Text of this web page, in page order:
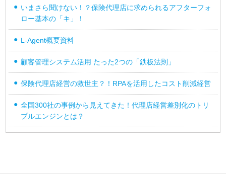
いまさら聞けない！？保険代理店に求められるアフターフォ
ロー基本の「キ」！
L-Agent概要資料
顧客管理システム活用 たった2つの「鉄板法則」
保険代理店経営の救世主？！RPAを活用したコスト削減経営
全国300社の事例から見えてきた！代理店経営差別化のトリ
プルエンジンとは？